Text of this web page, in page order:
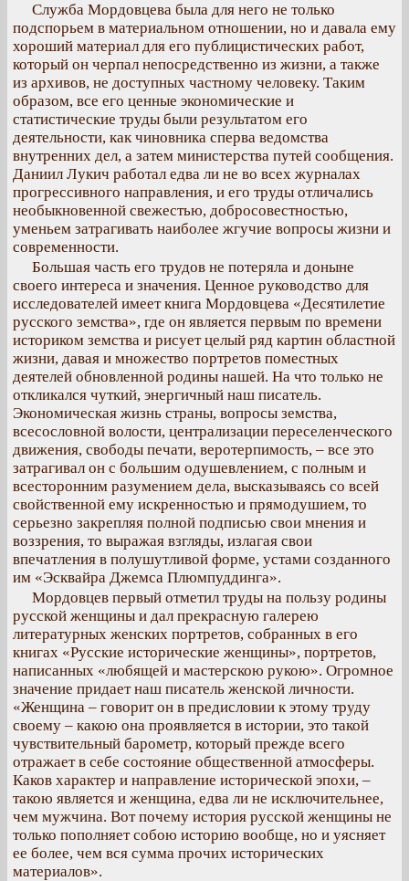
Служба Мордовцева была для него не только
подспорьем в материальном отношении, но и давала ему
хороший материал для его публицистических работ,
который он черпал непосредственно из жизни, а также
из архивов, не доступных частному человеку. Таким
образом, все его ценные экономические и
статистические труды были результатом его
деятельности, как чиновника сперва ведомства
внутренних дел, а затем министерства путей сообщения.
Даниил Лукич работал едва ли не во всех журналах
прогрессивного направления, и его труды отличались
необыкновенной свежестью, добросовестностью,
уменьем затрагивать наиболее жгучие вопросы жизни и
современности.
Большая часть его трудов не потеряла и доныне
своего интереса и значения. Ценное руководство для
исследователей имеет книга Мордовцева «Десятилетие
русского земства», где он является первым по времени
историком земства и рисует целый ряд картин областной
жизни, давая и множество портретов поместных
деятелей обновленной родины нашей. На что только не
откликался чуткий, энергичный наш писатель.
Экономическая жизнь страны, вопросы земства,
всесословной волости, централизации переселенческого
движения, свободы печати, веротерпимость, – все это
затрагивал он с большим одушевлением, с полным и
всесторонним разумением дела, высказываясь со всей
свойственной ему искренностью и прямодушием, то
серьезно закрепляя полной подписью свои мнения и
воззрения, то выражая взгляды, излагая свои
впечатления в полушутливой форме, устами созданного
им «Эсквайра Джемса Плюмпуддинга».
Мордовцев первый отметил труды на пользу родины
русской женщины и дал прекрасную галерею
литературных женских портретов, собранных в его
книгах «Русские исторические женщины», портретов,
написанных «любящей и мастерскою рукою». Огромное
значение придает наш писатель женской личности.
«Женщина – говорит он в предисловии к этому труду
своему – какою она проявляется в истории, это такой
чувствительный барометр, который прежде всего
отражает в себе состояние общественной атмосферы.
Каков характер и направление исторической эпохи, –
такою является и женщина, едва ли не исключительнее,
чем мужчина. Вот почему история русской женщины не
только пополняет собою историю вообще, но и уясняет
ее более, чем вся сумма прочих исторических
материалов».